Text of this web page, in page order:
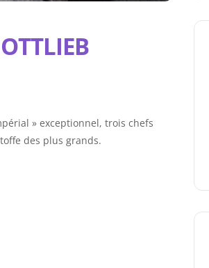
» exceptionnel, trois chefs
des plus grands.